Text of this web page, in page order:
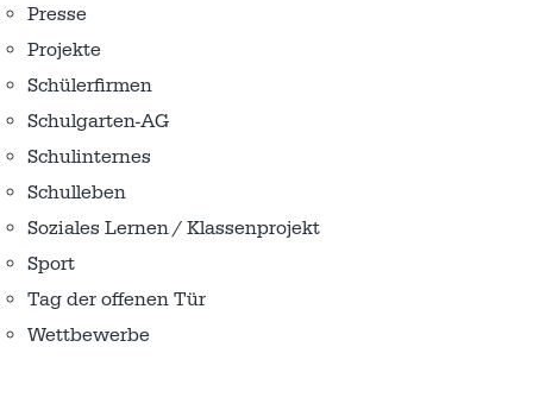
Presse
Projekte
Schülerfirmen
Schulgarten-AG
Schulinternes
Schulleben
Soziales Lernen / Klassenprojekt
Sport
Tag der offenen Tür
Wettbewerbe